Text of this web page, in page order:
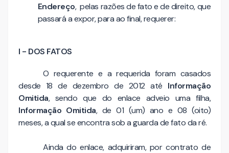
Endereço, pelas razões de fato e de direito, que
passará a expor, para ao final, requerer:
I - DOS FATOS
O requerente e a requerida foram casados
desde 18 de dezembro de 2012 até Informação
Omitida, sendo que do enlace adveio uma filha,
Informação Omitida, de 01 (um) ano e 08 (oito)
meses, a qual se encontra sob a guarda de fato da ré.
Ainda do enlace, adquiriram, por contrato de